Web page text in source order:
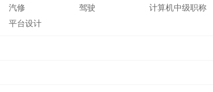
汽修 驾驶 计算机中级职称
平台设计